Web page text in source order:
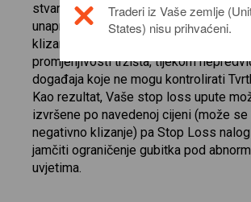
stvarna cijena zatvaranja može
unaprijed određene cijene. Ova se
klizanje. Do klizanja dolazi tijekom
promjenjivosti tržišta, tijekom
događaja koje ne mogu kontrolirati
Kao rezultat, Vaše stop loss upute
izvršene po navedenoj cijeni (može
negativno klizanje) pa Stop Loss
jamčiti ograničenje gubitka pod
uvjetima.
Traderi iz Vaše zemlje
States) nisu prihvaćeni.